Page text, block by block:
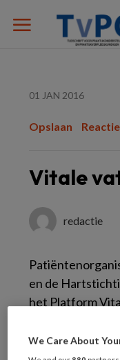
01 JAN 2016
Opslaan
Vitale
redactie
en de
het Platform
We Care About